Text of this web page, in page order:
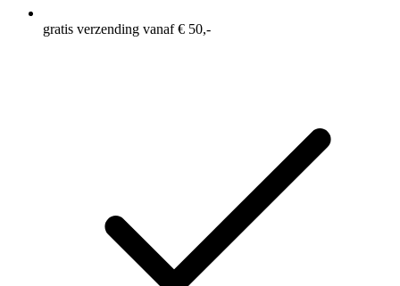
gratis verzending vanaf € 50,-